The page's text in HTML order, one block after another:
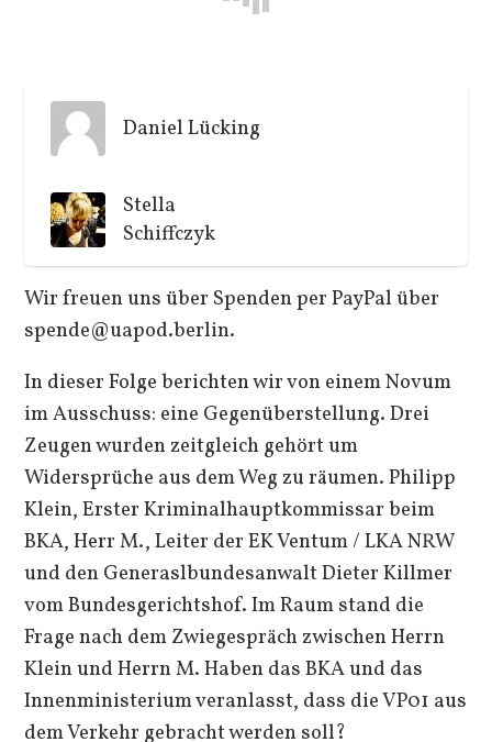
Daniel Lücking
Stella
Schiffczyk
Wir freuen uns über Spenden per PayPal über
spende@uapod.berlin.
In dieser Folge berichten wir von einem Novum
im Ausschuss: eine Gegenüberstellung. Drei
Zeugen wurden zeitgleich gehört um
Widersprüche aus dem Weg zu räumen. Philipp
Klein, Erster Kriminalhauptkommissar beim
BKA, Herr M., Leiter der EK Ventum / LKA NRW
und den Generaslbundesanwalt Dieter Killmer
vom Bundesgerichtshof. Im Raum stand die
Frage nach dem Zwiegespräch zwischen Herrn
Klein und Herrn M. Haben das BKA und das
Innenministerium veranlasst, dass die VP01 aus
dem Verkehr gebracht werden soll?